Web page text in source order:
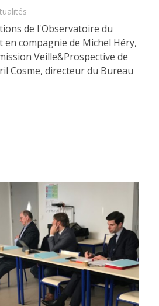
de l'Observatoire du
compagnie de Michel Héry,
Veille&Prospective de
Cosme, directeur du Bureau